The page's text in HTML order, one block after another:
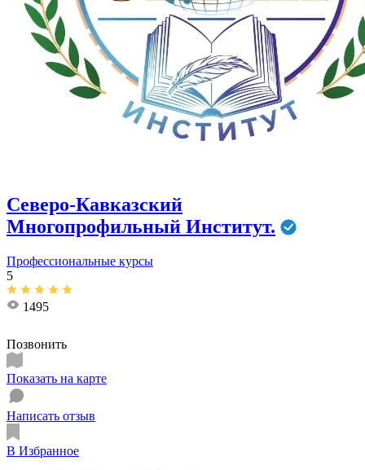
Северо-Кавказский
Многопрофильный Институт.
Профессиональные курсы
5
1495
Позвонить
Показать на карте
Написать отзыв
В Избранное